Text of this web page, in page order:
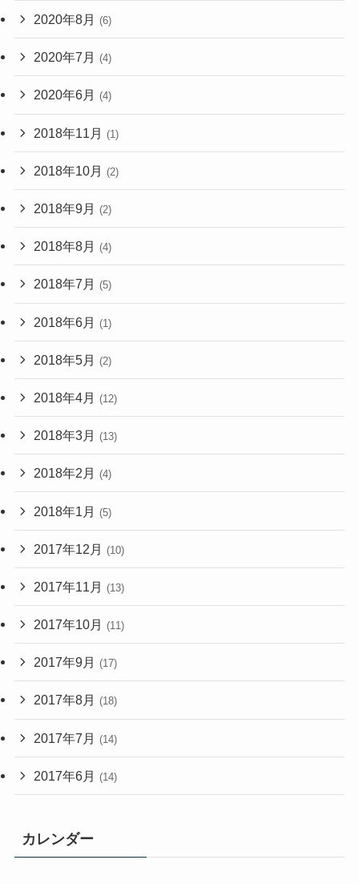
2020年8月 (6)
2020年7月 (4)
2020年6月 (4)
2018年11月 (1)
2018年10月 (2)
2018年9月 (2)
2018年8月 (4)
2018年7月 (5)
2018年6月 (1)
2018年5月 (2)
2018年4月 (12)
2018年3月 (13)
2018年2月 (4)
2018年1月 (5)
2017年12月 (10)
2017年11月 (13)
2017年10月 (11)
2017年9月 (17)
2017年8月 (18)
2017年7月 (14)
2017年6月 (14)
カレンダー